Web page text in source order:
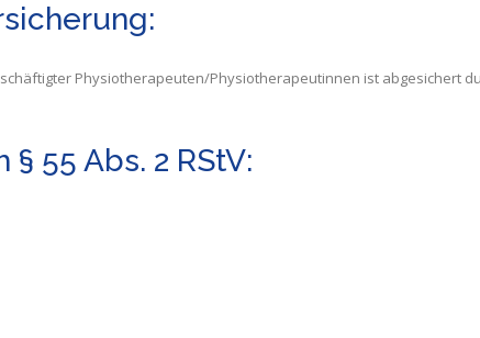
Physiotherapeuten/Physiotherapeutinnen ist abgesichert
55 Abs. 2 RStV: